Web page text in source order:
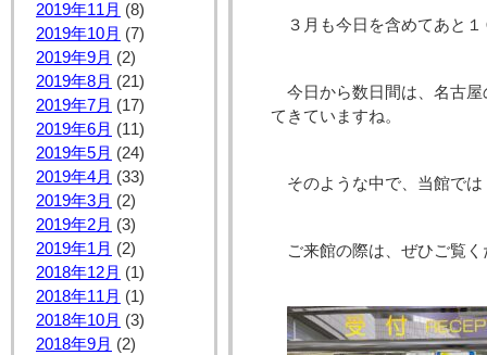
2019年11月 (8)
2019年10月 (7)
2019年9月 (2)
2019年8月 (21)
2019年7月 (17)
2019年6月 (11)
2019年5月 (24)
2019年4月 (33)
2019年3月 (2)
2019年2月 (3)
2019年1月 (2)
2018年12月 (1)
2018年11月 (1)
2018年10月 (3)
2018年9月 (2)
３月も今日を含めてあと
今日から数日間は、名古
てきていますね。
そのような中で、当館で
ご来館の際は、ぜひご覧